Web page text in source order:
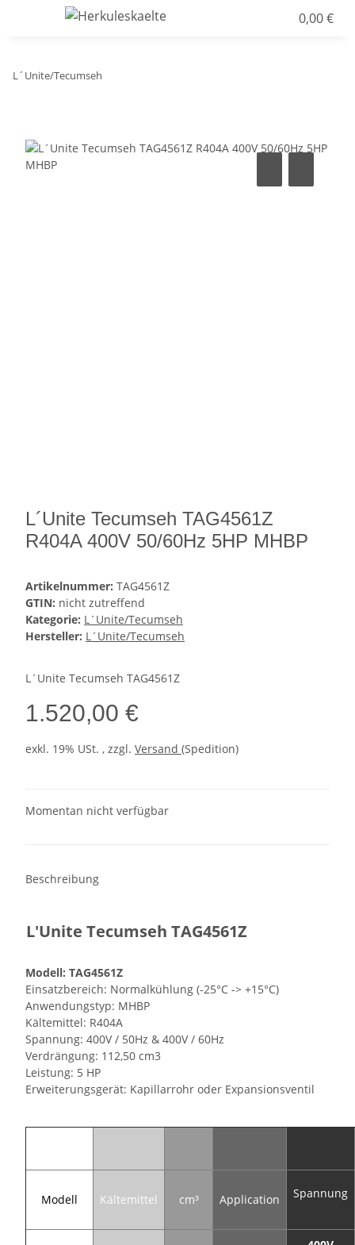
0,00 €
L´Unite/Tecumseh
L´Unite Tecumseh TAG4561Z
R404A 400V 50/60Hz 5HP MHBP
Artikelnummer: TAG4561Z
GTIN: nicht zutreffend
Kategorie: L´Unite/Tecumseh
Hersteller: L´Unite/Tecumseh
L´Unite Tecumseh TAG4561Z
1.520,00 €
exkl. 19% USt. , zzgl. Versand (Spedition)
Momentan nicht verfügbar
Beschreibung
L'Unite Tecumseh TAG4561Z
Modell: TAG4561Z
Einsatzbereich: Normalkühlung (-25°C -> +15°C)
Anwendungstyp: MHBP
Kältemittel: R404A
Spannung: 400V / 50Hz & 400V / 60Hz
Verdrängung: 112,50 cm3
Leistung: 5 HP
Erweiterungsgerät: Kapillarrohr oder Expansionsventil
Modell Kältemittel cm³ Application Spannung